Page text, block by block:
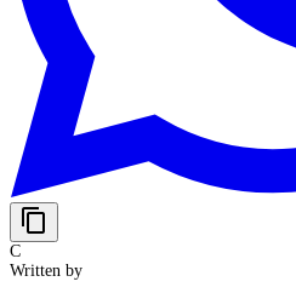
content_copy
C
Written by